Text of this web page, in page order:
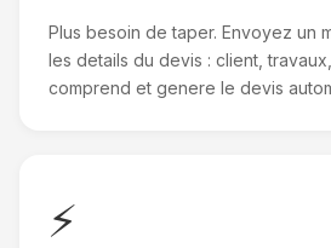
Plus besoin de taper. Envoyez un
les details du devis : client,
comprend et genere le devis
⚡